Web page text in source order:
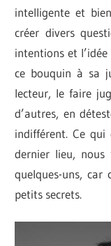
intelligente et
créer divers
intentions et
ce bouquin à sa
lecteur, le faire
d’autres, en
indifférent. Ce qui
dernier lieu, nous
quelques-uns,
petits secrets.